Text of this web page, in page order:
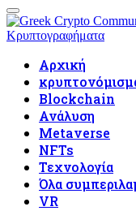
Κρυπτογραφήματα
Αρχική
Blockchain
Ανάλυση
Metaverse
NFTs
Τεχνολογία
Όλα
VR